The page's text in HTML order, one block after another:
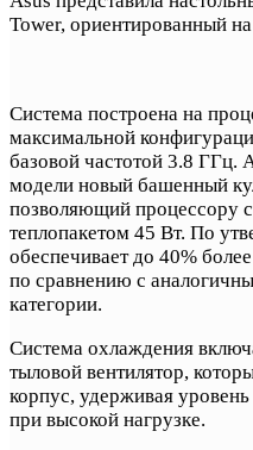
Tower, ориентированный
Система построена на
максимальной
базовой частотой 3.8 ГГц.
модели новый башенный
позволяющий процессору
теплопакетом 45 Вт. По
обеспечивает до 40%
по сравнению с
категории.
Система охлаждения
тыловой вентилятор,
корпус, удерживая
при высокой нагрузке.